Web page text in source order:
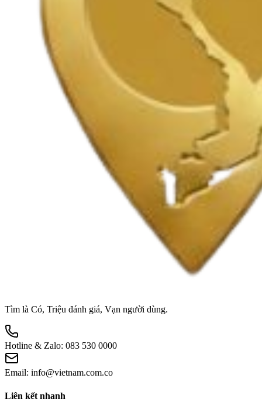
Tìm là Có, Triệu đánh giá, Vạn người dùng.
Hotline & Zalo: 083 530 0000
Email: info@vietnam.com.co
Liên kết nhanh